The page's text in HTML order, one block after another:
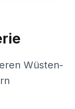
Wüsten-